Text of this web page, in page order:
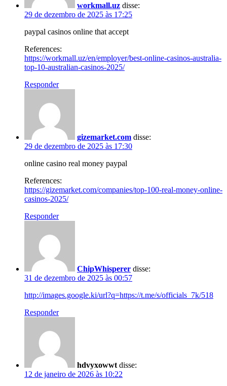
workmall.uz disse:
29 de dezembro de 2025 às 17:25
paypal casinos online that accept
References:
https://workmall.uz/en/employer/best-online-casinos-australia-
top-10-australian-casinos-2025/
Responder
gizemarket.com disse:
29 de dezembro de 2025 às 17:30
online casino real money paypal
References:
https://gizemarket.com/companies/top-100-real-money-online-
casinos-2025/
Responder
ChipWhisperer disse:
31 de dezembro de 2025 às 00:57
http://images.google.ki/url?q=https://t.me/s/officials_7k/518
Responder
hdvyxowwt disse:
12 de janeiro de 2026 às 10:22